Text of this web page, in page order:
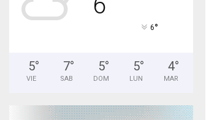
6°
5°
VIE
7°
SAB
5°
DOM
5°
LUN
4°
MAR